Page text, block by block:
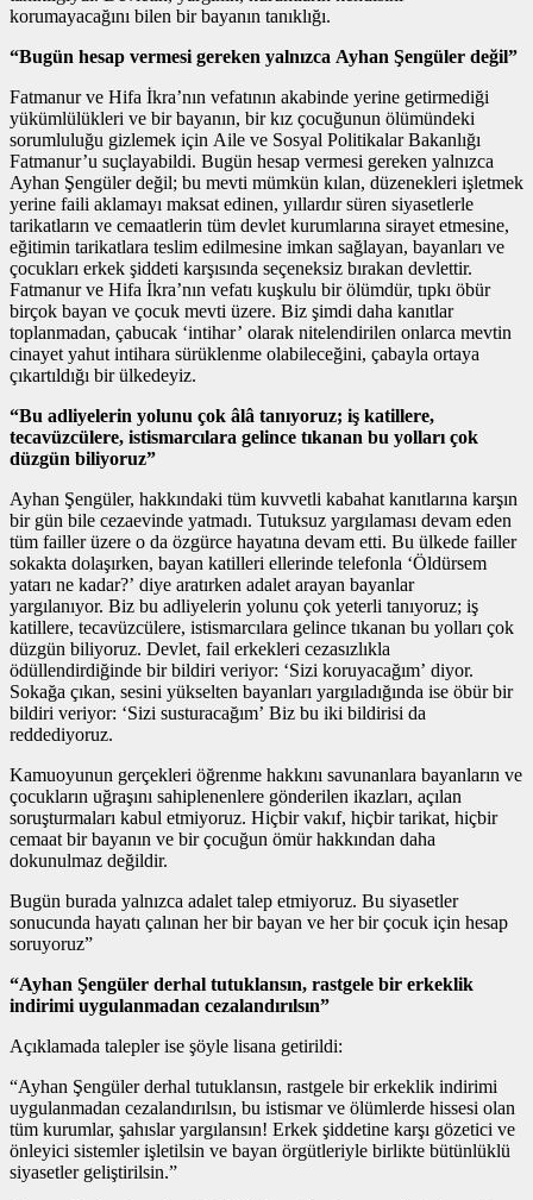
korumayacağını bilen bir bayanın tanıklığı.
“Bugün hesap vermesi gereken yalnızca Ayhan Şengüler değil”
Fatmanur ve Hifa İkra’nın vefatının akabinde yerine getirmediği
yükümlülükleri ve bir bayanın, bir kız çocuğunun ölümündeki
sorumluluğu gizlemek için Aile ve Sosyal Politikalar Bakanlığı
Fatmanur’u suçlayabildi. Bugün hesap vermesi gereken yalnızca
Ayhan Şengüler değil; bu mevti mümkün kılan, düzenekleri işletmek
yerine faili aklamayı maksat edinen, yıllardır süren siyasetlerle
tarikatların ve cemaatlerin tüm devlet kurumlarına sirayet etmesine,
eğitimin tarikatlara teslim edilmesine imkan sağlayan, bayanları ve
çocukları erkek şiddeti karşısında seçeneksiz bırakan devlettir.
Fatmanur ve Hifa İkra’nın vefatı kuşkulu bir ölümdür, tıpkı öbür
birçok bayan ve çocuk mevti üzere. Biz şimdi daha kanıtlar
toplanmadan, çabucak ‘intihar’ olarak nitelendirilen onlarca mevtin
cinayet yahut intihara sürüklenme olabileceğini, çabayla ortaya
çıkartıldığı bir ülkedeyiz.
“Bu adliyelerin yolunu çok âlâ tanıyoruz; iş katillere,
tecavüzcülere, istismarcılara gelince tıkanan bu yolları çok
düzgün biliyoruz”
Ayhan Şengüler, hakkındaki tüm kuvvetli kabahat kanıtlarına karşın
bir gün bile cezaevinde yatmadı. Tutuksuz yargılaması devam eden
tüm failler üzere o da özgürce hayatına devam etti. Bu ülkede failler
sokakta dolaşırken, bayan katilleri ellerinde telefonla ‘Öldürsem
yatarı ne kadar?’ diye aratırken adalet arayan bayanlar
yargılanıyor. Biz bu adliyelerin yolunu çok yeterli tanıyoruz; iş
katillere, tecavüzcülere, istismarcılara gelince tıkanan bu yolları çok
düzgün biliyoruz. Devlet, fail erkekleri cezasızlıkla
ödüllendirdiğinde bir bildiri veriyor: ‘Sizi koruyacağım’ diyor.
Sokağa çıkan, sesini yükselten bayanları yargıladığında ise öbür bir
bildiri veriyor: ‘Sizi susturacağım’ Biz bu iki bildirisi da
reddediyoruz.
Kamuoyunun gerçekleri öğrenme hakkını savunanlara bayanların ve
çocukların uğraşını sahiplenenlere gönderilen ikazları, açılan
soruşturmaları kabul etmiyoruz. Hiçbir vakıf, hiçbir tarikat, hiçbir
cemaat bir bayanın ve bir çocuğun ömür hakkından daha
dokunulmaz değildir.
Bugün burada yalnızca adalet talep etmiyoruz. Bu siyasetler
sonucunda hayatı çalınan her bir bayan ve her bir çocuk için hesap
soruyoruz”
“Ayhan Şengüler derhal tutuklansın, rastgele bir erkeklik
indirimi uygulanmadan cezalandırılsın”
Açıklamada talepler ise şöyle lisana getirildi:
“Ayhan Şengüler derhal tutuklansın, rastgele bir erkeklik indirimi
uygulanmadan cezalandırılsın, bu istismar ve ölümlerde hissesi olan
tüm kurumlar, şahıslar yargılansın! Erkek şiddetine karşı gözetici ve
önleyici sistemler işletilsin ve bayan örgütleriyle birlikte bütünlüklü
siyasetler geliştirilsin.”